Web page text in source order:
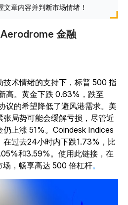
章内容并判断市场情绪！
金融
技术情绪的支持下，标普 500 指
高。黄金下跌 0.63%，跌至
议的希望降低了避风港需求。美
局势可能会缓解亏损，尽管近
上涨 51%。Coindesk Indices
在过去24小时内下跌1.73%，比
和3.59%。使用此链接，在
，畅享高达 500 倍杠杆。